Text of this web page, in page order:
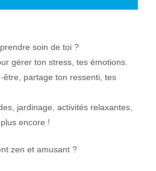
soin de toi ?
gérer ton stress, tes émotions.
être, partage ton ressenti, tes
jardinage, activités relaxantes,
encore !
zen et amusant ?